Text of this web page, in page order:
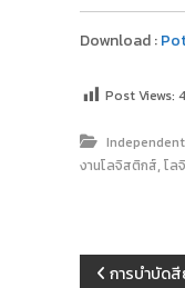
Download :
Post Views:
งานโลจิสติกส์,โล
การบำบัดสี